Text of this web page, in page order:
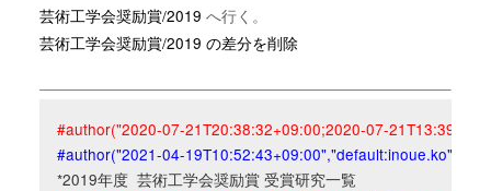
芸術工学会奨励賞/2019 へ行く。
芸術工学会奨励賞/2019 の差分を削除
#author("2020-07-21T20:38:32+09:00;2020-07-
#author("2021-04-
*2019年度  芸術工学会奨励賞 受賞研究一覧